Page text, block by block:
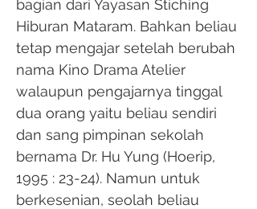
bagian dari Yayasan Stiching
Hiburan Mataram. Bahkan beliau
tetap mengajar setelah berubah
nama Kino Drama Atelier
walaupun pengajarnya tinggal
dua orang yaitu beliau sendiri
dan sang pimpinan sekolah
bernama Dr. Hu Yung (Hoerip,
1995 : 23-24). Namun untuk
berkesenian, seolah beliau